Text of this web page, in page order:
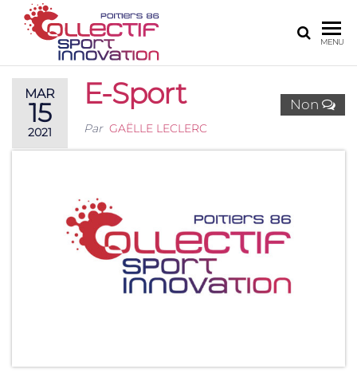
COLLECTIF
SPORT
INNOVATION
POITIERS 86
sur Poitiers
MENU
MAR
15
2021
Non
E-Sport
Par GAËLLE LECLERC